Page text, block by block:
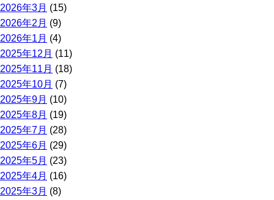
2026年3月 (15)
2026年2月 (9)
2026年1月 (4)
2025年12月 (11)
2025年11月 (18)
2025年10月 (7)
2025年9月 (10)
2025年8月 (19)
2025年7月 (28)
2025年6月 (29)
2025年5月 (23)
2025年4月 (16)
2025年3月 (8)